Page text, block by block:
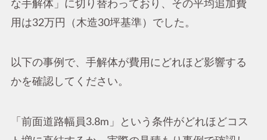
な手解体」に切り替わっており、その平均追加費
用は32万円（木造30坪基準）でした。
以下の事例で、手解体が費用にどれほど影響する
かを確認してください。
「前面道路幅員3.8m」という条件がどれほどコス